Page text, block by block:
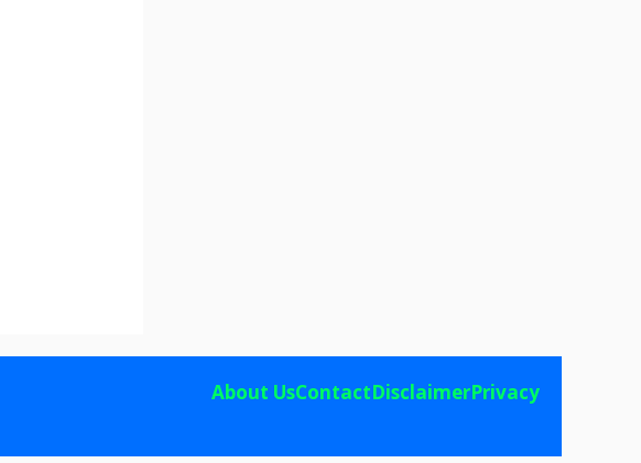
About UsContactDisclaimerPrivacy